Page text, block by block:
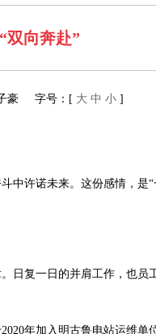
向奔赴”
豪 字号：[ 大 中 小 ]
中许诺未来。这份感情，是
日复一日的并肩工作，也员
年加入明古鲁电站运维单